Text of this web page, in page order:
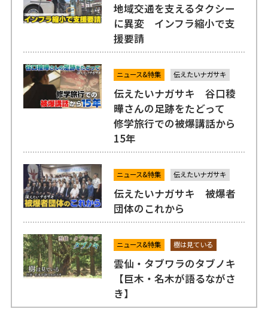
地域交通を支えるタクシー
に異変 インフラ縮小で支
援要請
ニュース&特集 伝えたいナガサキ
伝えたいナガサキ 谷口稜
曄さんの足跡をたどって
修学旅行での被爆講話から
15年
ニュース&特集 伝えたいナガサキ
伝えたいナガサキ 被爆者
団体のこれから
ニュース&特集 樹は見ている
雲仙・タブワラのタブノキ
【巨木・名木が語るながさ
き】